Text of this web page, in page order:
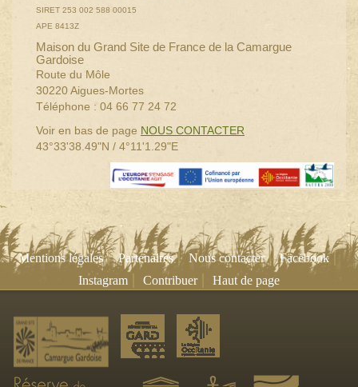
SIRET 253 002 588 00015
APE 8413Z
Maison du Grand Site de France de la Camargue
Gardoise
Route du Môle
30220 Aigues-Mortes
Téléphone : 04 66 77 24 72
Voir en bas de page NOUS CONTACTER
43°33'38.49"N / 4°11'1.29"E
Mentions légales|Partenaires|Nous contacter|Facebook|
Instagram Contribuer| Haut de page